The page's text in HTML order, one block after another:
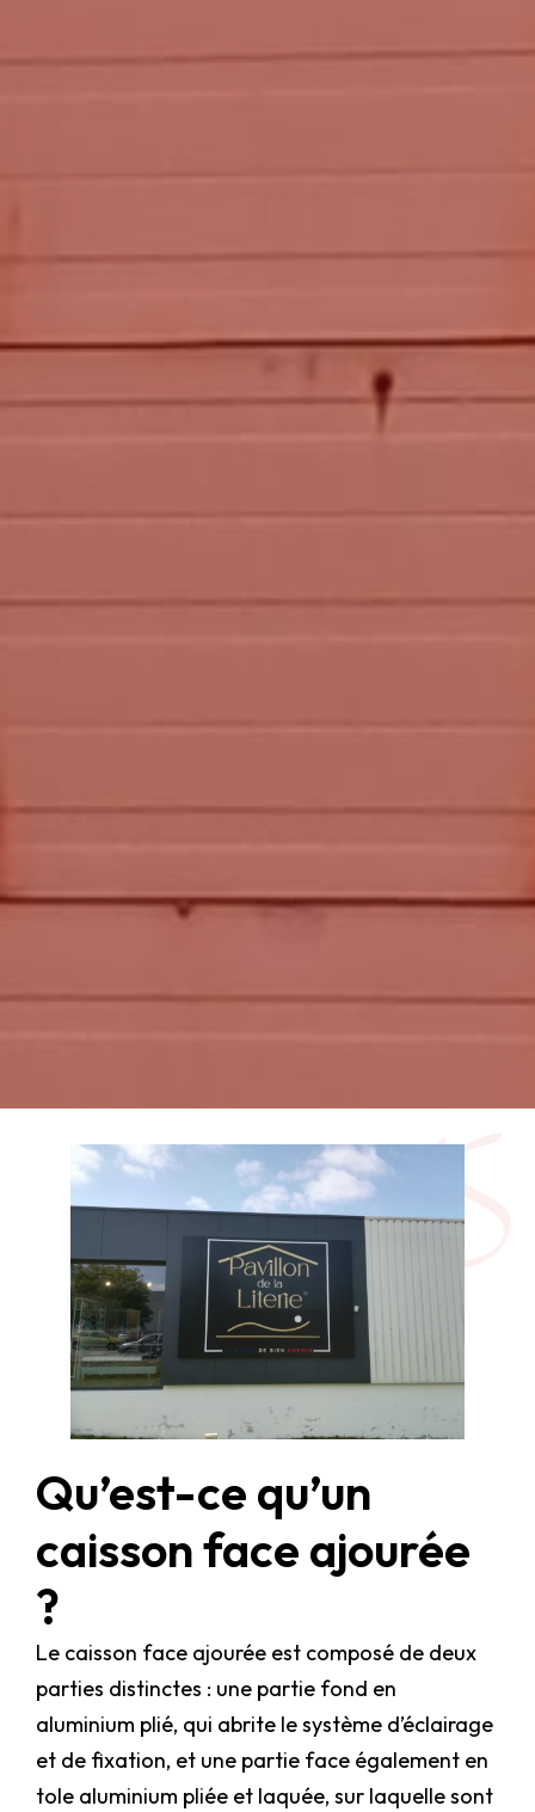
Qu’est-ce qu’un
caisson face ajourée
?
Le caisson face ajourée est composé de deux
parties distinctes : une partie fond en
aluminium plié, qui abrite le système d’éclairage
et de fixation, et une partie face également en
tole aluminium pliée et laquée, sur laquelle sont